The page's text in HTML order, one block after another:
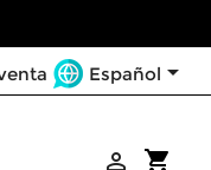
Español
shopping_cart
